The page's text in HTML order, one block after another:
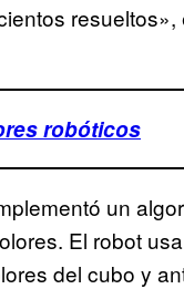
resueltos»,
robóticos
un
El robot
del cubo y